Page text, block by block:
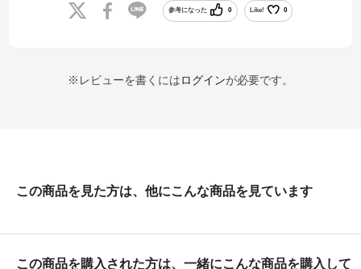
参考になった 0 Like! 0
※レビューを書くにはログインが必要です。
この商品を見た方は、他にこんな商品を見ています
この商品を購入された方は、一緒にこんな商品を購入して